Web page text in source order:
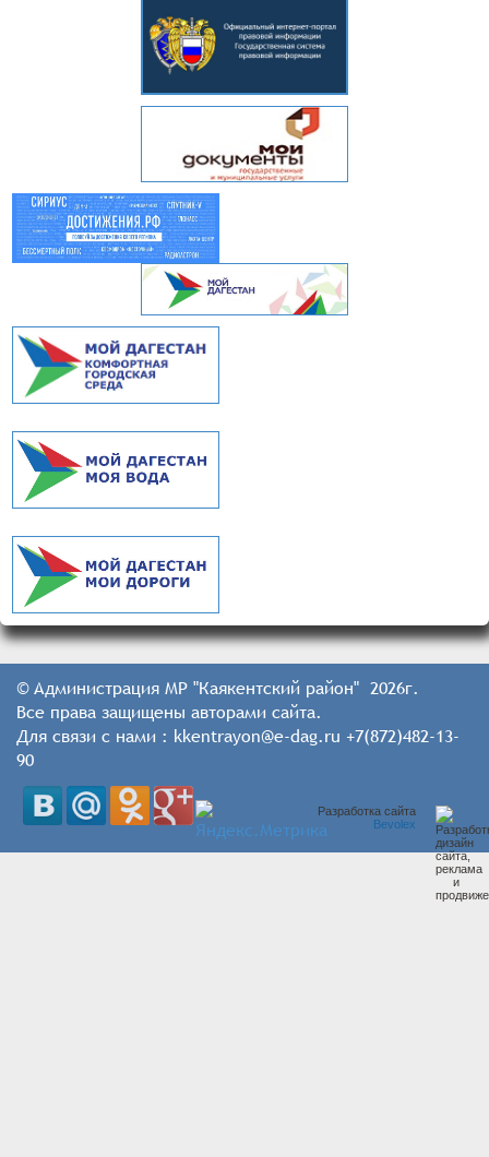
© Администрация МР "Каякентский район" 2026г.
Все права защищены авторами сайта.
Для связи с нами : kkentrayon@e-dag.ru +7(872)482-13-
90
Разработка сайта
Bevolex